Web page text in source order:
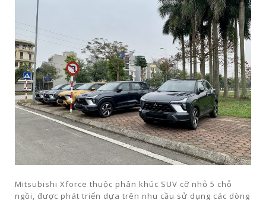
Mitsubishi Xforce thuộc phân khúc SUV cỡ nhỏ 5 chỗ
ngồi, được phát triển dựa trên nhu cầu sử dụng các dòng